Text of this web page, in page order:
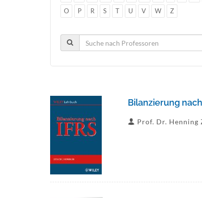
O
P R S T U V W Z
Bilanzierung
Prof. Dr. Henning